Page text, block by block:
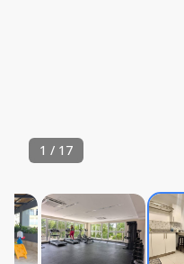
1 / 17